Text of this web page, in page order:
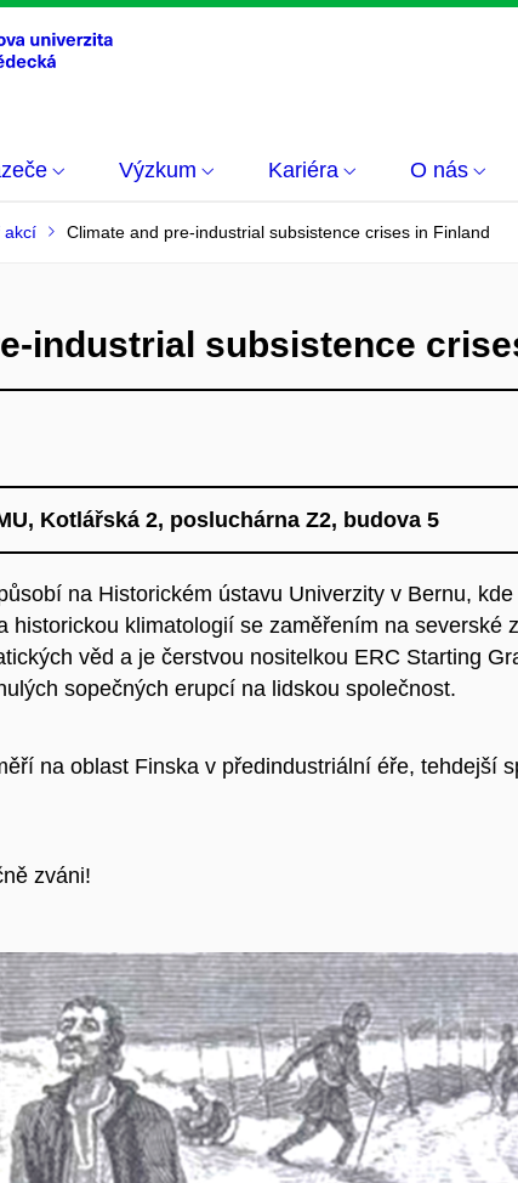
Výzkum Kariéra O nás
akcí Climate and pre-industrial subsistence crises in Finland
industrial subsistence
Kotlářská 2, posluchárna Z2, budova 5
na Historickém ústavu Univerzity v Bernu,
historickou klimatologií se zaměřením na severské
věd a je čerstvou nositelkou ERC Starting
sopečných erupcí na lidskou společnost.
na oblast Finska v předindustriální éře, tehdejší
zváni!